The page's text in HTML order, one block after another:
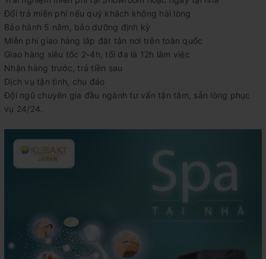
Đổi trả miễn phí nếu quý khách không hài lòng
Bảo hành 5 năm, bảo dưỡng định kỳ
Miễn phí giao hàng lắp đặt tận nơi trên toàn quốc
Giao hàng siêu tốc 2-4h, tối đa là 12h làm việc
Nhận hàng trước, trả tiền sau
Dịch vụ tận tình, chu đáo
Đội ngũ chuyên gia đầu ngành tư vấn tận tâm, sẵn lòng phục
vụ 24/24.